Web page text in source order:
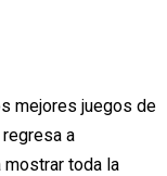
mejores juegos de
a
mostrar toda la